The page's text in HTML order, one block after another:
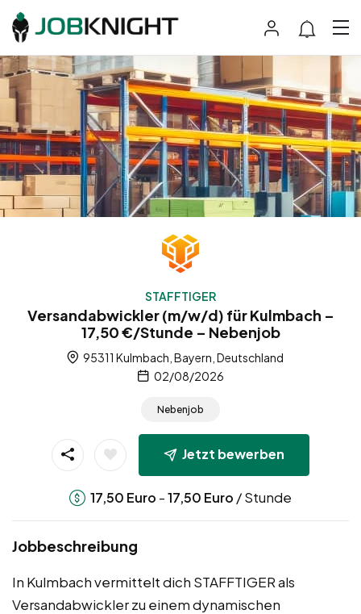
STAFFTIGER
Versandabwickler (m/w/d) für Kulmbach –
17,50 €/Stunde – Nebenjob
95311 Kulmbach, Bayern, Deutschland
02/08/2026
Nebenjob
Jetzt bewerben
17,50 Euro -17,50 Euro / Stunde
Jobbeschreibung
In Kulmbach vermittelt dich STAFFTIGER als
Versandabwickler zu einem dynamischen